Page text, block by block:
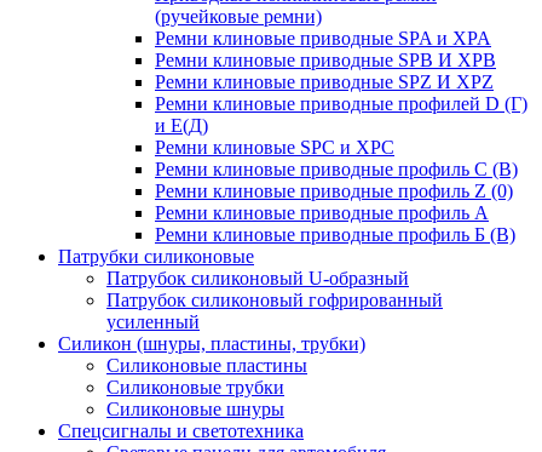
(ручейковые ремни)
Ремни клиновые приводные SPA и XPA
Ремни клиновые приводные SPB И XPB
Ремни клиновые приводные SPZ И XPZ
Ремни клиновые приводные профилей D (Г)
и Е(Д)
Ремни клиновые SPC и XPC
Ремни клиновые приводные профиль C (В)
Ремни клиновые приводные профиль Z (0)
Ремни клиновые приводные профиль А
Ремни клиновые приводные профиль Б (B)
Патрубки силиконовые
Патрубок силиконовый U-образный
Патрубок силиконовый гофрированный
усиленный
Силикон (шнуры, пластины, трубки)
Силиконовые пластины
Силиконовые трубки
Силиконовые шнуры
Спецсигналы и светотехника